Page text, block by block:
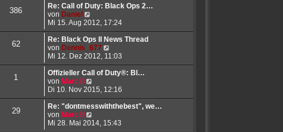
t
r
a
g
r
e
i
t
r
a
g
e
t
e
r
B
e
i
t
a
g
386
Re: Call of Duty: Black Ops 2…
von Daniel
e
u
e
s
t
e
r
B
e
i
t
r
a
Mi 15. Aug 2012, 17:24
62
Re: Black Ops II News Thread
von Dennis_677
e
u
e
t
e
r
e
Mi 12. Dez 2012, 11:03
1
Offizieller Call of Duty®: Bl…
von Marc3l
e
u
e
t
Di 10. Nov 2015, 12:16
29
Re: "dontmesswiththebest", we…
von Marc3l
e
Mi 28. Mai 2014, 15:43